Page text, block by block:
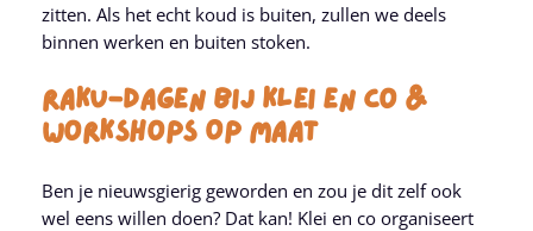
zitten. Als het echt koud is buiten, zullen we deels
binnen werken en buiten stoken.
Raku-Dagen Bij Klei En Co &
Workshops Op Maat
Ben je nieuwsgierig geworden en zou je dit zelf ook
wel eens willen doen? Dat kan! Klei en co organiseert